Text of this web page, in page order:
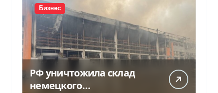
Бизнес
РФ уничтожила склад
немецкого